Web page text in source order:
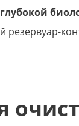
резервуар-